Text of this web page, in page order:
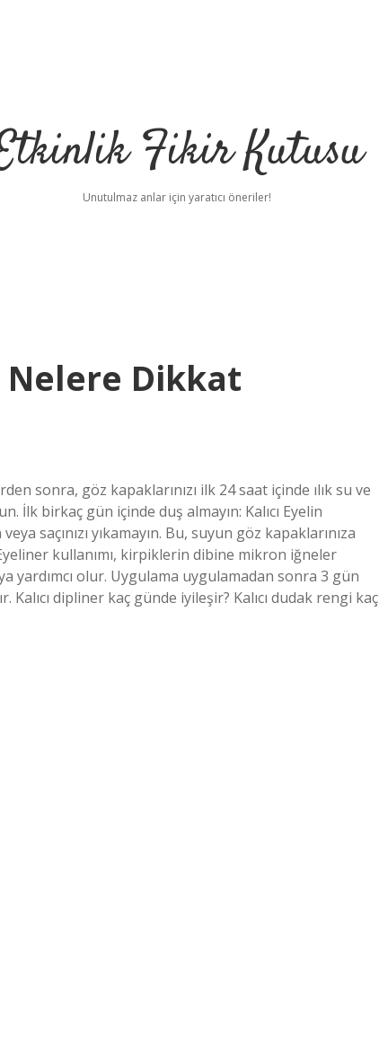
Fikir Kutusu
Unutulmaz anlar için yaratıcı öneriler!
Nelere Dikkat
sonra, göz kapaklarınızı ilk 24 saat içinde ılık su ve
birkaç gün içinde duş almayın: Kalıcı Eyelin
saçınızı yıkamayın. Bu, suyun göz kapaklarınıza
kullanımı, kirpiklerin dibine mikron iğneler
olur. Uygulama uygulamadan sonra 3 gün
dipliner kaç günde iyileşir? Kalıcı dudak rengi kaç